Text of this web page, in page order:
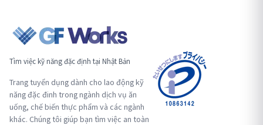
Tìm việc kỹ năng đặc định tại Nhật Bản
Trang tuyển dụng dành cho lao động kỹ
năng đặc đinh trong ngành dịch vụ ăn
uống, chế biến thực phẩm và các ngành
khác. Chúng tôi giúp bạn tìm việc an toàn